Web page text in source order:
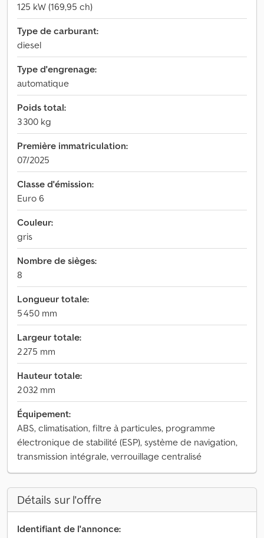
125 kW (169,95 ch)
Type de carburant:
diesel
Type d'engrenage:
automatique
Poids total:
3 300 kg
Première immatriculation:
07/2025
Classe d'émission:
Euro 6
Couleur:
gris
Nombre de sièges:
8
Longueur totale:
5 450 mm
Largeur totale:
2 275 mm
Hauteur totale:
2 032 mm
Équipement:
ABS, climatisation, filtre à particules, programme
électronique de stabilité (ESP), système de navigation,
transmission intégrale, verrouillage centralisé
Détails sur l'offre
Identifiant de l'annonce: